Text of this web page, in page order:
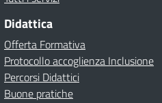
Didattica
Offerta Formativa
Protocollo accoglienza Inclusione
Percorsi Didattici
Buone pratiche